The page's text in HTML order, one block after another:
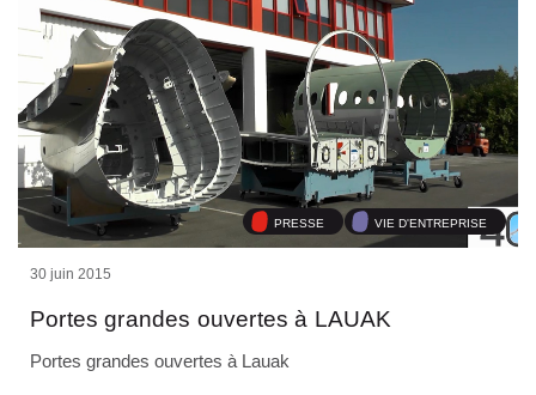
PRESSE VIE D'ENTREPRISE
30 juin 2015
Portes grandes ouvertes à LAUAK
Portes grandes ouvertes à Lauak